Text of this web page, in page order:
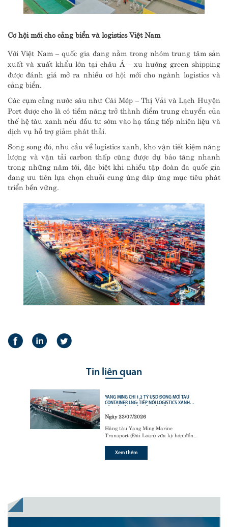
Cơ hội mới cho cảng biển và logistics Việt Nam
Với Việt Nam – quốc gia đang nằm trong nhóm trung tâm sản
xuất và xuất khẩu lớn tại châu Á – xu hướng green shipping
được đánh giá mở ra nhiều cơ hội mới cho ngành logistics và
cảng biển.
Các cụm cảng nước sâu như Cái Mép – Thị Vải và Lạch Huyện
Port được cho là có tiềm năng trở thành điểm trung chuyển của
thế hệ tàu xanh nếu đầu tư sớm vào hạ tầng tiếp nhiên liệu và
dịch vụ hỗ trợ giảm phát thải.
Song song đó, nhu cầu về logistics xanh, kho vận tiết kiệm năng
lượng và vận tải carbon thấp cũng được dự báo tăng nhanh
trong những năm tới, đặc biệt khi nhiều tập đoàn đa quốc gia
đang ưu tiên lựa chọn chuỗi cung ứng đáp ứng mục tiêu phát
triển bền vững.
Tin liên quan
YANG MING CHI 1,2 TỶ USD ĐÓNG MỚI TÀU
CONTAINER LNG: TIẾP NỐI LOGISTICS XANH
Ngày 23/07/2026
Hãng tàu Yang Ming Marine
Transport (Đài Loan) vừa ký hợp đồng
(Hàn Quốc) để đóng mới
container sử dụng động cơ nhiên liệu
Xem thêm